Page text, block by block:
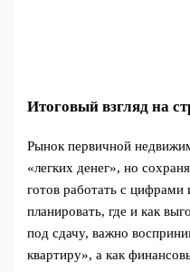
Итоговый взгляд на
Рынок первичной
«легких денег», но
готов работать с
планировать, где и как
под сдачу, важно
квартиру», а как